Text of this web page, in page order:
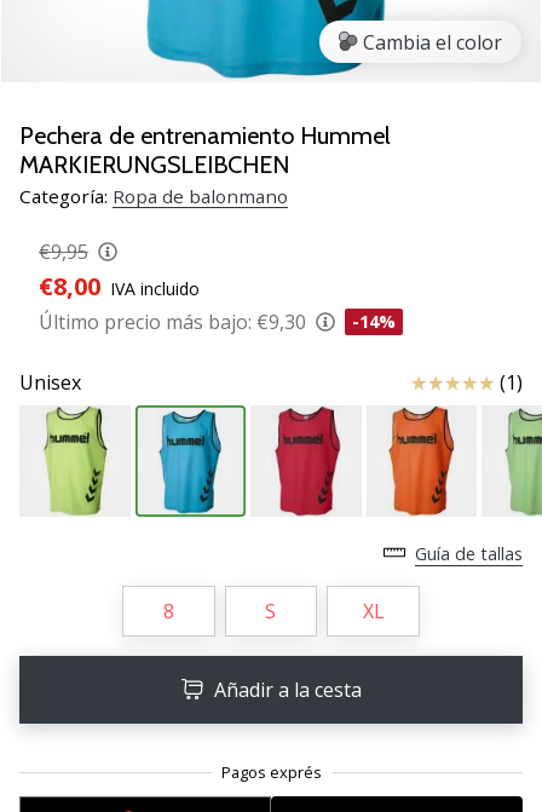
Accelerate
NITRO
SQD
5!
las
actualizaciones
técnicas
25. 11. 2024
2 min. de lectura
¡Conviértete
Weplayhandball!
consideras
jugón?
queremos
en
Cambia el color
Pechera de entrenamiento Hummel
MARKIERUNGSLEIBCHEN
Categoría: Ropa de balonmano
€9,95
€8,00 IVA incluido
Último precio más bajo: €9,30 -14%
Unisex Reseña (1)
Guía de tallas
8 S XL
Añadir a la cesta